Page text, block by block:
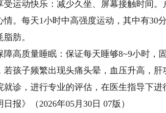
动快乐：减少久坐、屏幕接触时间。
情。每天1小时中高强度运动，其中有30
肪。
质量睡眠：保证每天睡够8~9小时，固
子频繁出现头痛头晕，血压升高，肝
就诊，进行专业的评估，在医生指导下进
》（2026年05月30日 07版）